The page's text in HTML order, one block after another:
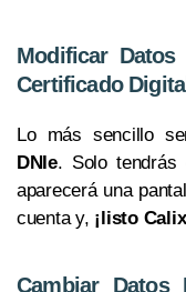
Modificar
Certificado Digital
Lo más sencillo
DNIe. Solo tendrás
aparecerá una
cuenta y, ¡listo
Cambiar Datos